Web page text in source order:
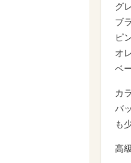
グ
ブ
ピ
オ
ベ
カ
バ
も
高